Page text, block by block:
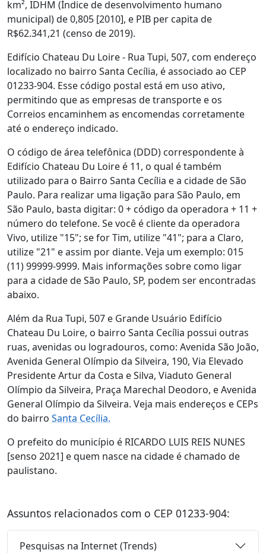
km², IDHM (Índice de desenvolvimento humano
municipal) de 0,805 [2010], e PIB per capita de
R$62.341,21 (censo de 2019).
Edifício Chateau Du Loire - Rua Tupi, 507, com endereço
localizado no bairro Santa Cecília, é associado ao CEP
01233-904. Esse código postal está em uso ativo,
permitindo que as empresas de transporte e os
Correios encaminhem as encomendas corretamente
até o endereço indicado.
O código de área telefônica (DDD) correspondente à
Edifício Chateau Du Loire é 11, o qual é também
utilizado para o Bairro Santa Cecília e a cidade de São
Paulo. Para realizar uma ligação para São Paulo, em
São Paulo, basta digitar: 0 + código da operadora + 11 +
número do telefone. Se você é cliente da operadora
Vivo, utilize "15"; se for Tim, utilize "41"; para a Claro,
utilize "21" e assim por diante. Veja um exemplo: 015
(11) 99999-9999. Mais informações sobre como ligar
para a cidade de São Paulo, SP, podem ser encontradas
abaixo.
Além da Rua Tupi, 507 e Grande Usuário Edifício
Chateau Du Loire, o bairro Santa Cecília possui outras
ruas, avenidas ou logradouros, como: Avenida São João,
Avenida General Olímpio da Silveira, 190, Via Elevado
Presidente Artur da Costa e Silva, Viaduto General
Olímpio da Silveira, Praça Marechal Deodoro, e Avenida
General Olímpio da Silveira. Veja mais endereços e CEPs
do bairro Santa Cecília.
O prefeito do município é RICARDO LUIS REIS NUNES
[senso 2021] e quem nasce na cidade é chamado de
paulistano.
Assuntos relacionados com o CEP 01233-904:
Pesquisas na Internet (Trends)